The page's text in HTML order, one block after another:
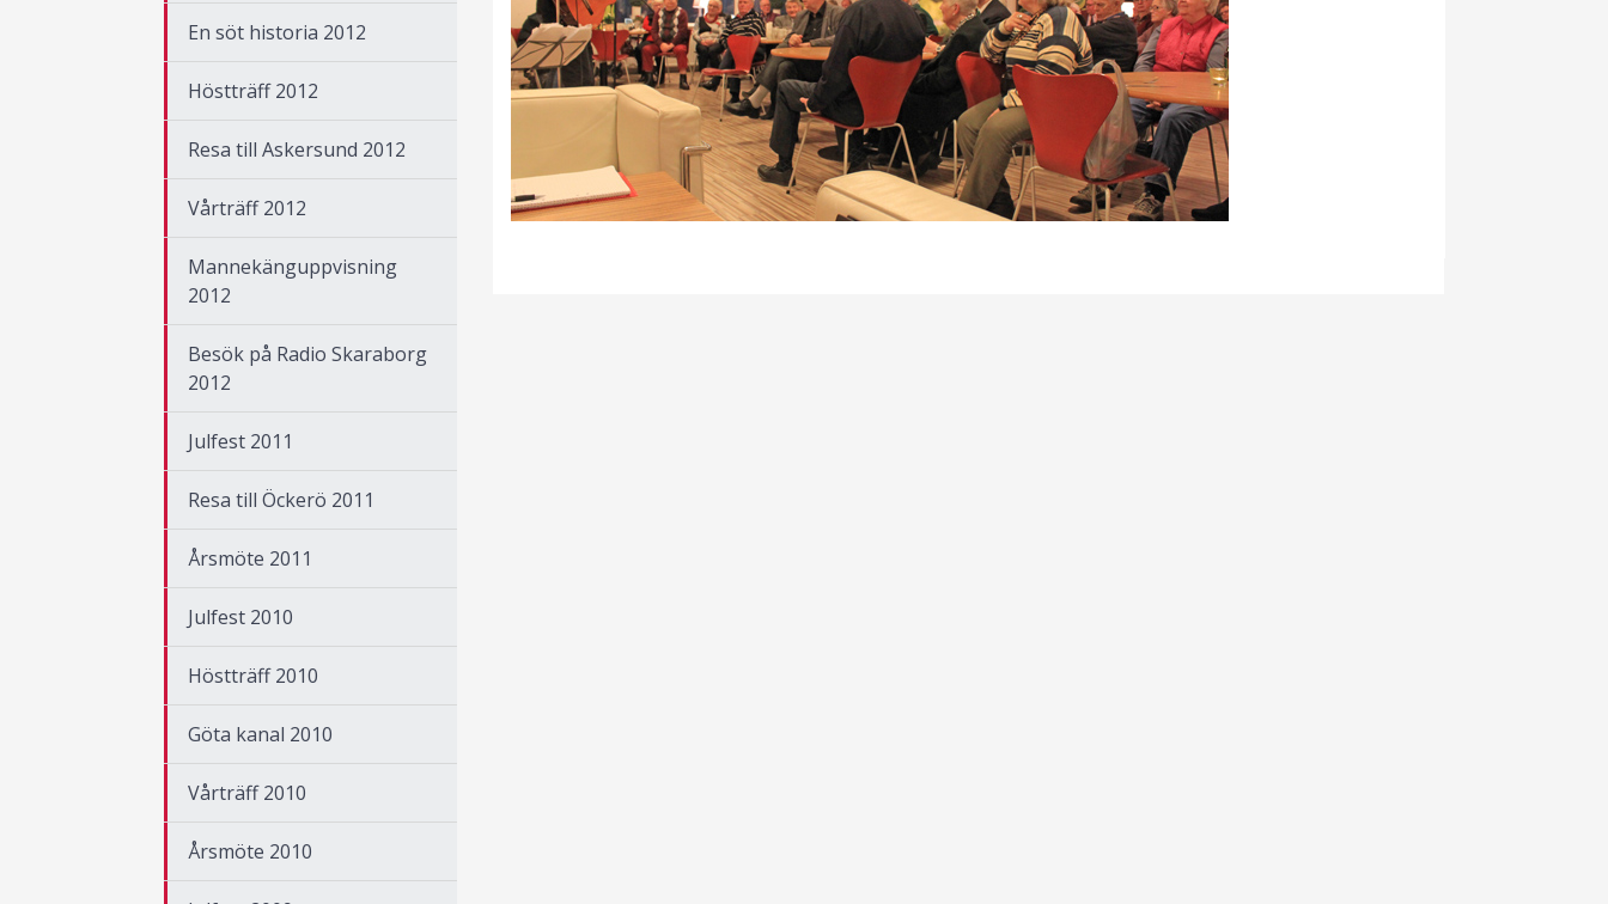
En söt historia 2012
Höstträff 2012
Resa till Askersund 2012
Vårträff 2012
Mannekänguppvisning
2012
Besök på Radio Skaraborg
2012
Julfest 2011
Resa till Öckerö 2011
Årsmöte 2011
Julfest 2010
Höstträff 2010
Göta kanal 2010
Vårträff 2010
Årsmöte 2010